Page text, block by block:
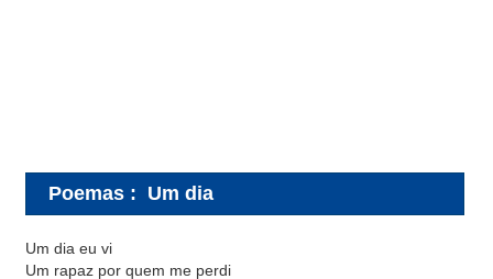
Poemas : Um dia
Um dia eu vi
Um rapaz por quem me perdi